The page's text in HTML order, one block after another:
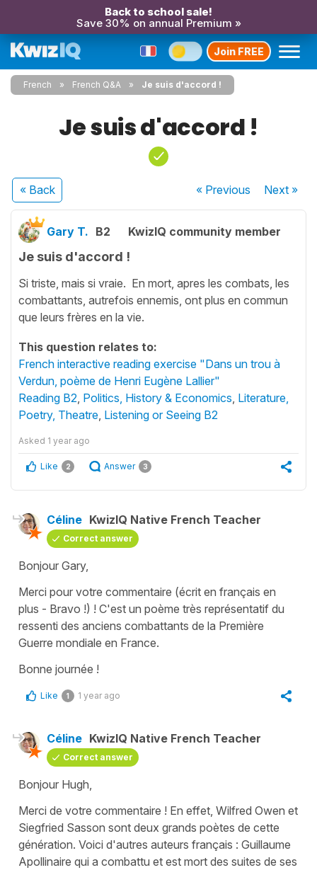
Back to school sale!
Save 30% on annual Premium »
Join FREE
French French Q&A Je suis d'accord !
Je suis d'accord !
« Back « Previous Next»
Gary T. B2 KwizIQ community member
Je suis d'accord !
Si triste, mais si vraie. En mort, apres les combats, les
combattants, autrefois ennemis, ont plus en commun
que leurs frères en la vie.
This question relates to:
French interactive reading exercise "Dans un trou à
Verdun, poème de Henri Eugène Lallier"
Reading B2 Politics, History & Economics Literature,
Poetry, Theatre Listening or Seeing B2
Asked 1 year ago
Like 2 Answer 3
Céline KwizIQ Native French Teacher
Correct answer
Bonjour Gary,
Merci pour votre commentaire (écrit en français en
plus - Bravo !) ! C'est un poème très représentatif du
ressenti des anciens combattants de la Première
Guerre mondiale en France.
Bonne journée !
Like 1 1 year ago
Céline KwizIQ Native French Teacher
Correct answer
Bonjour Hugh,
Merci de votre commentaire ! En effet, Wilfred Owen et
Siegfried Sasson sont deux grands poètes de cette
génération. Voici d'autres auteurs français : Guillaume
Apollinaire qui a combattu et est mort des suites de ses